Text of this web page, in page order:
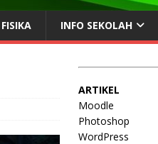
FISIKA INFO SEKOLAH
ARTIKEL
Moodle
Photoshop
WordPress